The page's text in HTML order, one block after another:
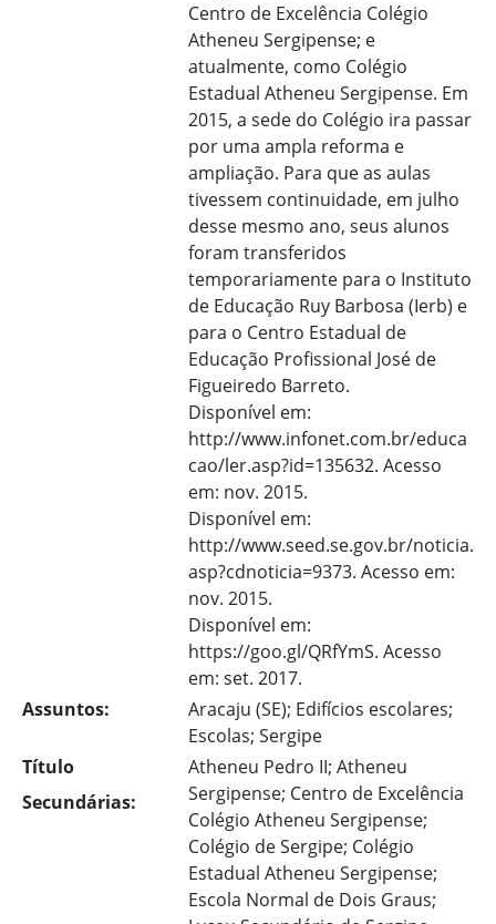
Centro de Excelência Colégio
Atheneu Sergipense; e
atualmente, como Colégio
Estadual Atheneu Sergipense. Em
2015, a sede do Colégio ira passar
por uma ampla reforma e
ampliação. Para que as aulas
tivessem continuidade, em julho
desse mesmo ano, seus alunos
foram transferidos
temporariamente para o Instituto
de Educação Ruy Barbosa (Ierb) e
para o Centro Estadual de
Educação Profissional José de
Figueiredo Barreto.
Disponível em:
http://www.infonet.com.br/educa
cao/ler.asp?id=135632. Acesso
em: nov. 2015.
Disponível em:
http://www.seed.se.gov.br/noticia.
asp?cdnoticia=9373. Acesso em:
nov. 2015.
Disponível em:
https://goo.gl/QRfYmS. Acesso
em: set. 2017.
Assuntos:
Aracaju (SE); Edifícios escolares;
Escolas; Sergipe
Título
Secundárias:
Atheneu Pedro II; Atheneu
Sergipense; Centro de Excelência
Colégio Atheneu Sergipense;
Colégio de Sergipe; Colégio
Estadual Atheneu Sergipense;
Escola Normal de Dois Graus;